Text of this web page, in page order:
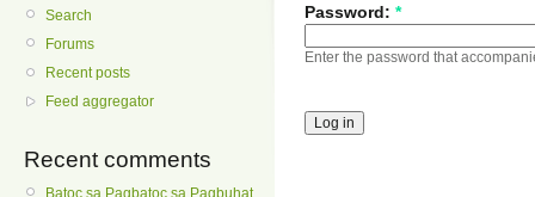
Search
Forums
Recent posts
Feed aggregator
Recent comments
Batoc sa Pagbatoc sa Pagbuhat
Password: *
Enter the password that